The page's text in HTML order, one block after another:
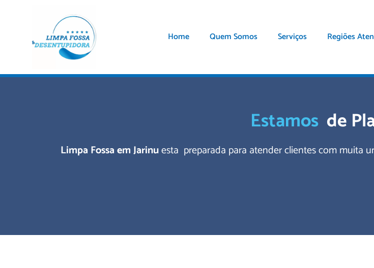
Home Quem Somos Serviços Regiões
Estamos de
Limpa Fossa em Jarinuesta preparada para atender clientes com muita